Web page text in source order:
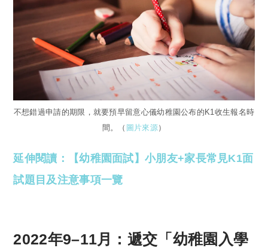
不想錯過申請的期限，就要預早留意心儀幼稚園公布的K1收生報名時
間。（ 圖片來源）
延伸閱讀：【幼稚園面試】小朋友+家長常見K1面
試題目及注意事項一覽
2022年9–11月：遞交「幼稚園入學